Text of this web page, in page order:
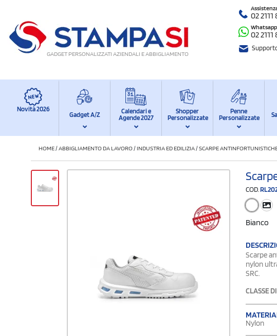
GADGET PERSONALIZZATI AZIENDALI E ABBIGLIAMENTO
02 2111
Whatsapp
02 2111
Novità 2026
Gadget A/Z
Calendari e
Agende 2027
Shopper
Personalizzate
Penne
Personalizzate
HOME/ABBIGLIAMENTO DA LAVORO/INDUSTRIA ED EDILIZIA/SCARPE
COD.
Bianco
Scarpe
nylon
SRC.
CLASSE
Nylon